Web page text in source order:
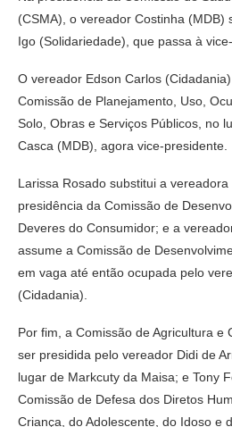
(CSMA), o vereador Costinha (MDB)
Igo (Solidariedade), que passa à
O vereador Edson Carlos
Comissão de Planejamento, Uso,
Solo, Obras e Serviços Públicos, no
Casca (MDB), agora vice-presidente.
Larissa Rosado substitui a
presidência da Comissão de
Deveres do Consumidor; e a
assume a Comissão de
em vaga até então ocupada pelo
(Cidadania).
Por fim, a Comissão de Agricultura e
ser presidida pelo vereador Didi de
lugar de Markcuty da Maisa; e Tony
Comissão de Defesa dos Diretos
Criança, do Adolescente, do Idoso e